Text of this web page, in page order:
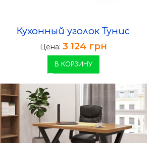
Кухонный уголок Тунис
Цена: 3 124 грн
В КОРЗИНУ